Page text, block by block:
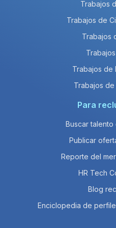
Trabajos
Trabajos de
Trabajos
Trabajos de
Trabajos de
Para
Buscar
Publicar
Reporte del
HR Tech
Blog
Enciclopedia de